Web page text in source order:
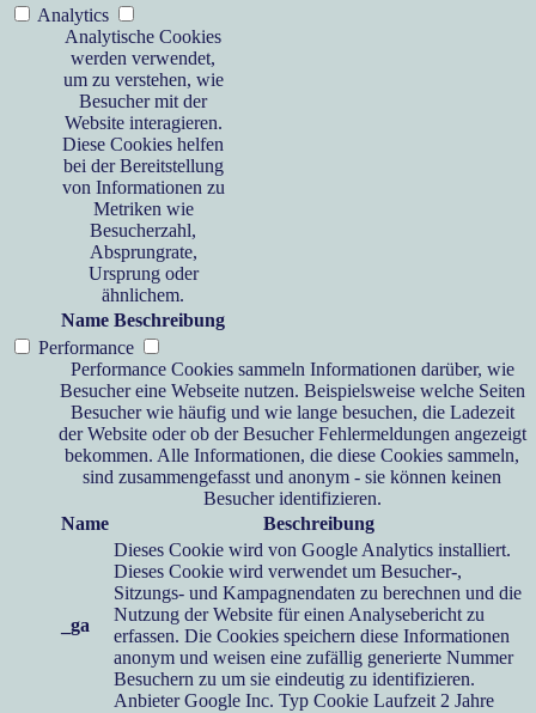
Analytics
Analytische Cookies
werden verwendet,
um zu verstehen, wie
Besucher mit der
Website interagieren.
Diese Cookies helfen
bei der Bereitstellung
von Informationen zu
Metriken wie
Besucherzahl,
Absprungrate,
Ursprung oder
ähnlichem.
Name Beschreibung
Performance
Performance Cookies sammeln Informationen darüber, wie
Besucher eine Webseite nutzen. Beispielsweise welche Seiten
Besucher wie häufig und wie lange besuchen, die Ladezeit
der Website oder ob der Besucher Fehlermeldungen angezeigt
bekommen. Alle Informationen, die diese Cookies sammeln,
sind zusammengefasst und anonym - sie können keinen
Besucher identifizieren.
Name
Beschreibung
_ga
Dieses Cookie wird von Google Analytics installiert.
Dieses Cookie wird verwendet um Besucher-,
Sitzungs- und Kampagnendaten zu berechnen und die
Nutzung der Website für einen Analysebericht zu
erfassen. Die Cookies speichern diese Informationen
anonym und weisen eine zufällig generierte Nummer
Besuchern zu um sie eindeutig zu identifizieren.
Anbieter Google Inc. Typ Cookie Laufzeit 2 Jahre